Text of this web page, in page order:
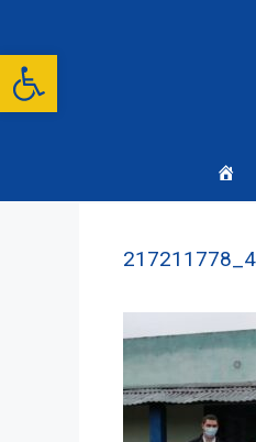
Abrir barra de
contenido